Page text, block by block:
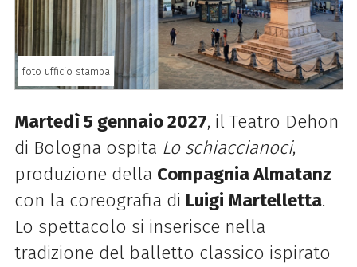
foto ufficio stampa
Martedì 5 gennaio 2027, il Teatro Dehon
di Bologna ospita Lo schiaccianoci,
produzione della Compagnia Almatanz
con la coreografia di Luigi Martelletta.
Lo spettacolo si inserisce nella
tradizione del balletto classico ispirato